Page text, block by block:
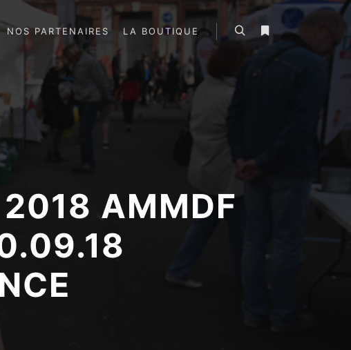
NOS PARTENAIRES LA BOUTIQUE
Rechercher
AMMDF